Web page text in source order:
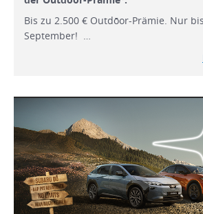
Bis zu 2.500 € Outdōor-Prämie. Nur
September! …